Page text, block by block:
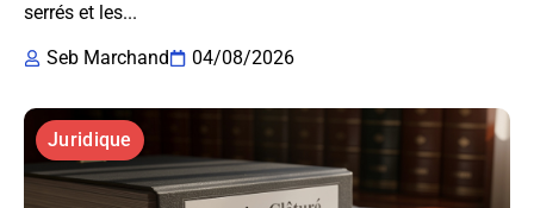
serrés et les...
Seb Marchand
04/08/2026
Juridique